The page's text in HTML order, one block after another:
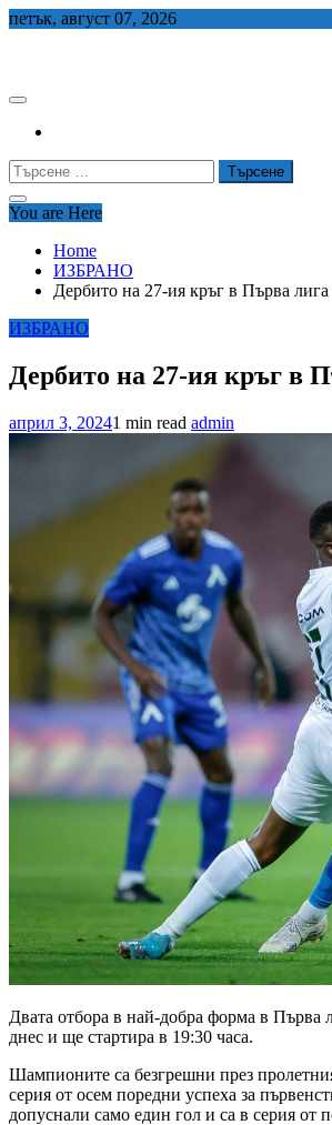
Skip
петък, август 07, 2026
Търсене
за:
You are Here
Home
ИЗБРАНО
Дербито на 27-ия кръг в Първа
ИЗБРАНО
Дербито на 27-ия кръг в
април 3, 20241 min read admin
Двата отбора в най-добра форма в Първа
днес и ще стартира в 19:30 часа.
Шампионите са безгрешни през
серия от осем поредни успеха за
допуснали само един гол и са в серия от